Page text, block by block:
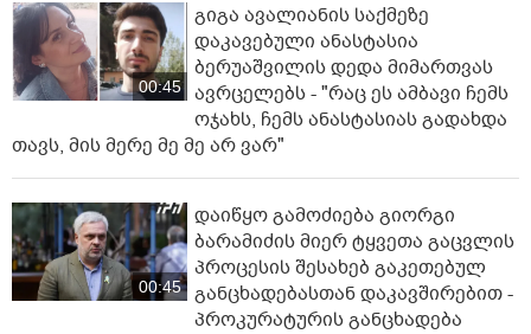
00:45
გიგა ავალიანის საქმეზე
დაკავებული ანასტასია
ბერუაშვილის დედა მიმართვას
ავრცელებს - "რაც ეს ამბავი ჩემს
ოჯახს, ჩემს ანასტასიას გადახდა
თავს, მის მერე მე მე არ ვარ"
00:45
დაიწყო გამოძიება გიორგი
ბარამიძის მიერ ტყვეთა გაცვლის
პროცესის შესახებ გაკეთებულ
განცხადებასთან დაკავშირებით -
პროკურატურის განცხადება